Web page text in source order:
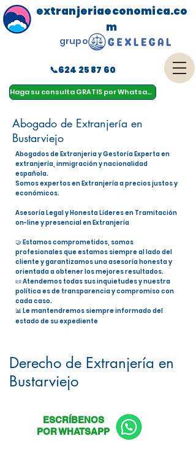
Haga su consulta GRATIS por Whatsapp
menu
extranjeriaeconomica.co
m
📞624 25 87 60
grupo
Abogado de Extranjería en
Bustarviejo
Abogados de Extranjeria y Gestoría Experta en
extranjería, inmigración y nacionalidad
española.
Somos expertos en Extranjería a precios justos y
económicos.
Asesoría Legal y Honesta Líderes en Tramitación
on-line y presencial en Extranjería
🤝 Estamos comprometidos, somos
profesionales que estamos siempre al lado del
cliente y garantizamos una asesoría honesta y
orientada a obtener los mejores resultados.
📜 Atendemos todas sus inquietudes y nuestra
política es de transparencia y compromiso con
cada caso.
📊 Le mantendremos siempre informado del
estado de su expediente
Derecho de Extranjería en
Bustarviejo
ESCRÍBENOS
POR WHATSAPP